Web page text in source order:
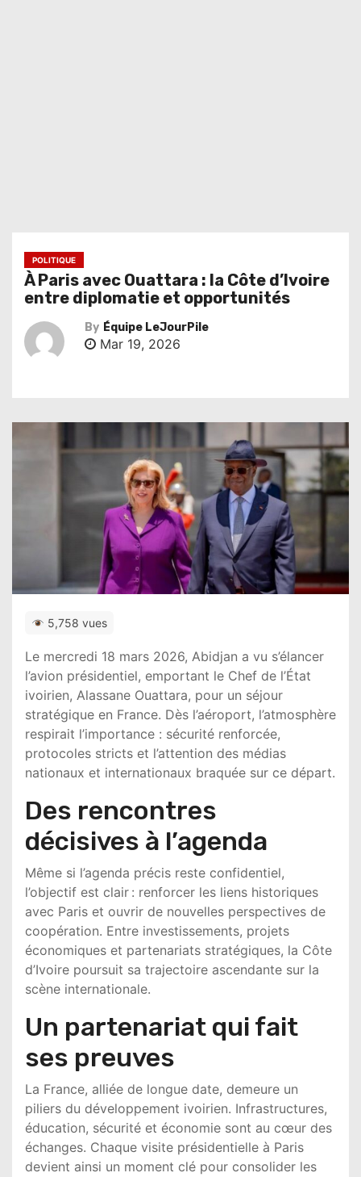
POLITIQUE
À Paris avec Ouattara : la Côte d’Ivoire
entre diplomatie et opportunités
By Équipe LeJourPile
Mar 19, 2026
5,758 vues
Le mercredi 18 mars 2026, Abidjan a vu s’élancer
l’avion présidentiel, emportant le Chef de l’État
ivoirien, Alassane Ouattara, pour un séjour
stratégique en France. Dès l’aéroport, l’atmosphère
respirait l’importance : sécurité renforcée,
protocoles stricts et l’attention des médias
nationaux et internationaux braquée sur ce départ.
Des rencontres
décisives à l’agenda
Même si l’agenda précis reste confidentiel,
l’objectif est clair : renforcer les liens historiques
avec Paris et ouvrir de nouvelles perspectives de
coopération. Entre investissements, projets
économiques et partenariats stratégiques, la Côte
d’Ivoire poursuit sa trajectoire ascendante sur la
scène internationale.
Un partenariat qui fait
ses preuves
La France, alliée de longue date, demeure un
piliers du développement ivoirien. Infrastructures,
éducation, sécurité et économie sont au cœur des
échanges. Chaque visite présidentielle à Paris
devient ainsi un moment clé pour consolider les